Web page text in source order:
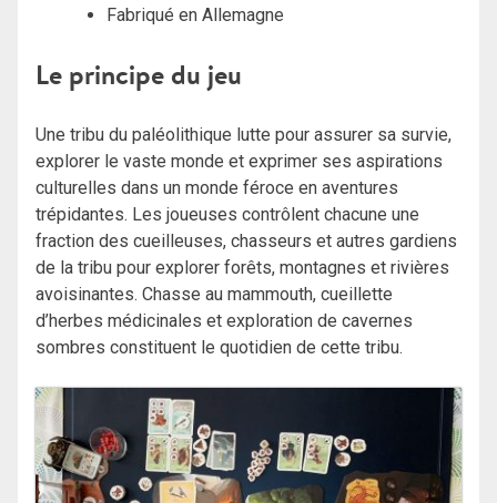
Fabriqué en Allemagne
Le principe du jeu
Une tribu du paléolithique lutte pour assurer sa survie,
explorer le vaste monde et exprimer ses aspirations
culturelles dans un monde féroce en aventures
trépidantes. Les joueuses contrôlent chacune une
fraction des cueilleuses, chasseurs et autres gardiens
de la tribu pour explorer forêts, montagnes et rivières
avoisinantes. Chasse au mammouth, cueillette
d’herbes médicinales et exploration de cavernes
sombres constituent le quotidien de cette tribu.